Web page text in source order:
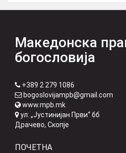
Македонска
богословија
+389 2 279 1086
bogoslovijampb@gmail.com
www.mpb.mk
ул: „Јустинијан Први“ бб
Драчево, Скопје
ПОЧЕТНА